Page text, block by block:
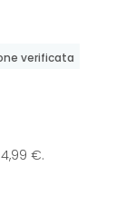
verificata
€.